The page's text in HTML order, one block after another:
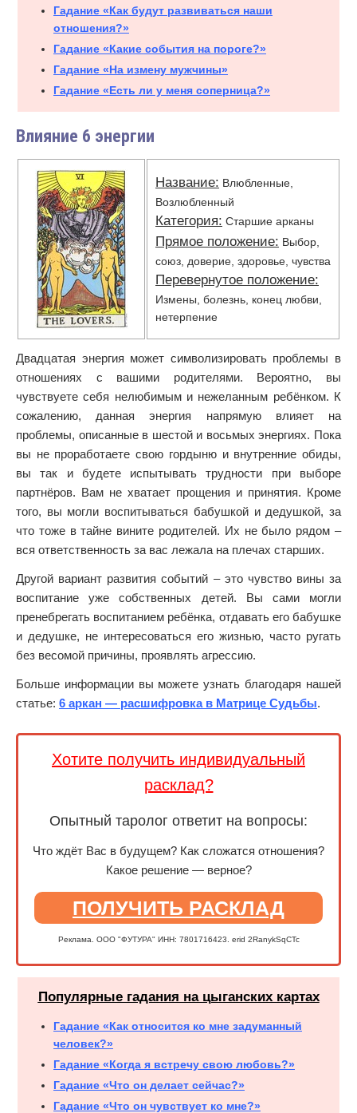
Гадание «Как будут развиваться наши
отношения?»
Гадание «Какие события на пороге?»
Гадание «На измену мужчины»
Гадание «Есть ли у меня соперница?»
Влияние 6 энергии
Название: Влюбленные,
Возлюбленный
Категория: Старшие арканы
Прямое положение: Выбор,
союз, доверие, здоровье, чувства
Перевернутое положение:
Измены, болезнь, конец любви,
нетерпение
Двадцатая энергия может символизировать проблемы в
отношениях с вашими родителями. Вероятно, вы
чувствуете себя нелюбимым и нежеланным ребёнком. К
сожалению, данная энергия напрямую влияет на
проблемы, описанные в шестой и восьмых энергиях. Пока
вы не проработаете свою гордыню и внутренние обиды,
вы так и будете испытывать трудности при выборе
партнёров. Вам не хватает прощения и принятия. Кроме
того, вы могли воспитываться бабушкой и дедушкой, за
что тоже в тайне вините родителей. Их не было рядом –
вся ответственность за вас лежала на плечах старших.
Другой вариант развития событий – это чувство вины за
воспитание уже собственных детей. Вы сами могли
пренебрегать воспитанием ребёнка, отдавать его бабушке
и дедушке, не интересоваться его жизнью, часто ругать
без весомой причины, проявлять агрессию.
Больше информации вы можете узнать благодаря нашей
статье: 6 аркан — расшифровка в Матрице Судьбы.
Хотите получить индивидуальный
расклад?
Опытный таролог ответит на вопросы:
Что ждёт Вас в будущем? Как сложатся отношения?
Какое решение — верное?
ПОЛУЧИТЬ РАСКЛАД
Реклама. ООО "ФУТУРА" ИНН: 7801716423. erid 2RanykSqCTc
Популярные гадания на цыганских картах
Гадание «Как относится ко мне задуманный
человек?»
Гадание «Когда я встречу свою любовь?»
Гадание «Что он делает сейчас?»
Гадание «Что он чувствует ко мне?»